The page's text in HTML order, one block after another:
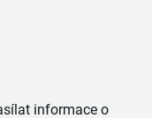
informace o